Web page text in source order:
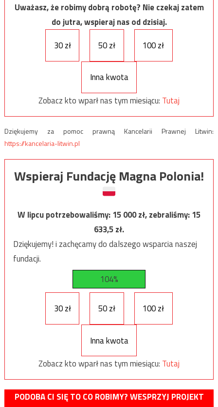
Uważasz, że robimy dobrą robotę? Nie czekaj zatem
do jutra, wspieraj nas od dzisiaj.
30 zł
50 zł 100 zł
Inna kwota
Zobacz kto wparł nas tym miesiącu: Tutaj
Dziękujemy za pomoc prawną Kancelarii Prawnej Litwin:
https://kancelaria-litwin.pl
Wspieraj Fundację Magna Polonia!
W lipcu potrzebowaliśmy:15 000zł, zebraliśmy:15
633,5zł.
Dziękujemy! i zachęcamy do dalszego wsparcia naszej
fundacji.
104%
30 zł 50 zł 100 zł
Inna kwota
Zobacz kto wparł nas tym miesiącu: Tutaj
PODOBA CI SIĘ TO CO ROBIMY? WESPRZYJ PROJEKT